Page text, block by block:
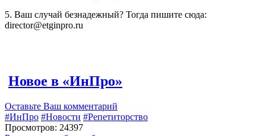
5. Ваш случай безнадежный? Тогда пишите сюда:
director@etginpro.ru
Новое в «ИнПро»
Оставьте Ваш комментарий
#ИнПро #Новости #Репетиторство
Просмотров: 24397